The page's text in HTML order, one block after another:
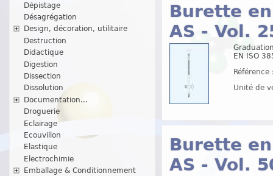
Dépistage
Désagrégation
Design, décoration, utilitaire
Destruction
Didactique
Digestion
Dissection
Dissolution
Documentation...
Droguerie
Eclairage
Ecouvillon
Elastique
Electrochimie
Emballage & Conditionnement
Burette
AS - Vol.
EN ISO
Unité de
Burette
AS - Vol.